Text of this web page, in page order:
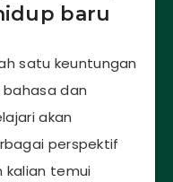
baru
satu keuntungan
bahasa dan
akan
perspektif
kalian temui